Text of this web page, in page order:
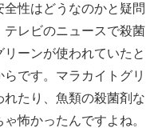
性はどうなのかと疑問
レビのニュースで殺菌
ーンが使われていたと
です。マラカイトグリ
たり、魚類の殺菌剤な
怖かったんですよね。